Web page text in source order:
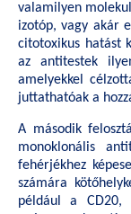
valamilyen
izotóp, vagy akár
citotoxikus hatást
az antitestek
amelyekkel
juttathatóak a
A második
monoklonális
fehérjékhez
számára
például a